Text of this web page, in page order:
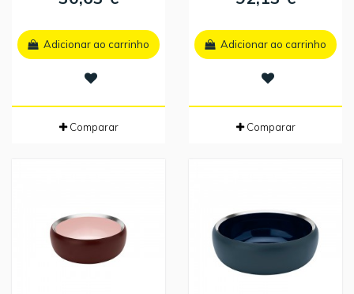
Adicionar ao carrinho
Comparar
Adicionar ao carrinho
Comparar